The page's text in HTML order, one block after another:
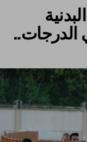
الدرجات..